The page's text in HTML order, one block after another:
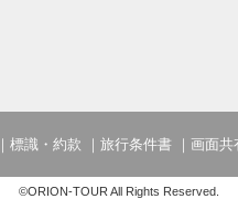
標識・約款 旅行条件書 画面共
©ORION-TOUR All Rights Reserved.